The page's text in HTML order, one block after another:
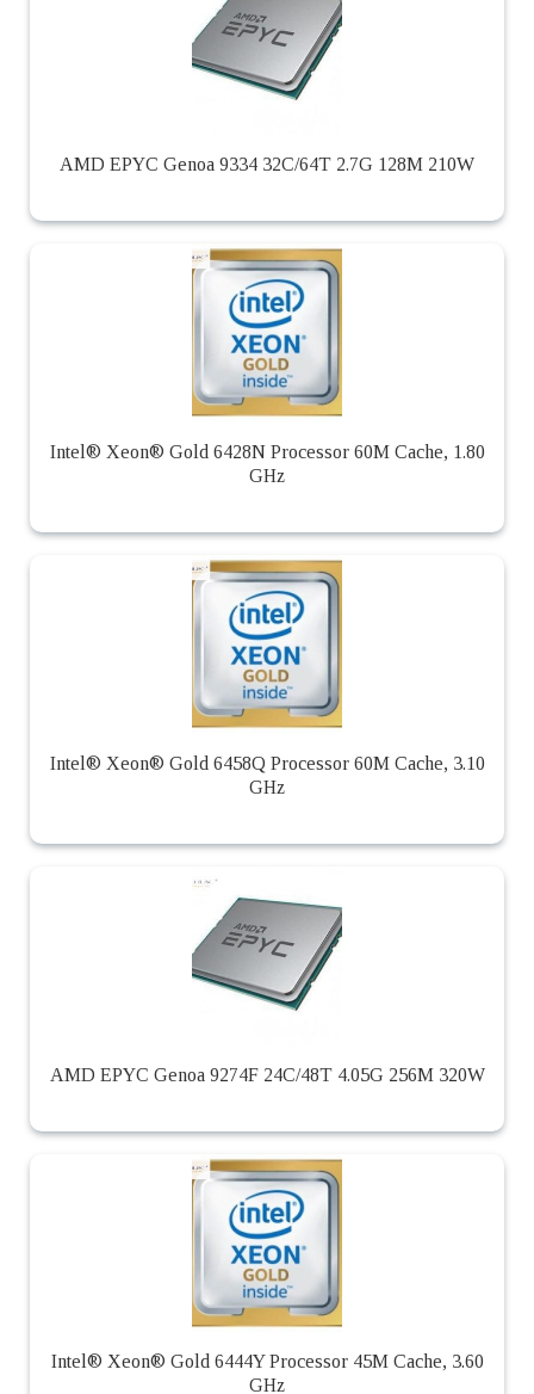
AMD EPYC Genoa 9334 32C/64T 2.7G 128M 210W
Intel® Xeon® Gold 6428N Processor 60M Cache, 1.80
GHz
Intel® Xeon® Gold 6458Q Processor 60M Cache, 3.10
GHz
AMD EPYC Genoa 9274F 24C/48T 4.05G 256M 320W
Intel® Xeon® Gold 6444Y Processor 45M Cache, 3.60
GHz